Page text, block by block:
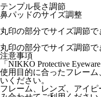
テンプル長さ調節
鼻パッドのサイズ調整
丸印の部分でサイズ調節で
丸印の部分でサイズ調節で
注意事項
「NIKKO Protective
使用目的に合ったフレー
いください。
フレーム、レンズ、アイ